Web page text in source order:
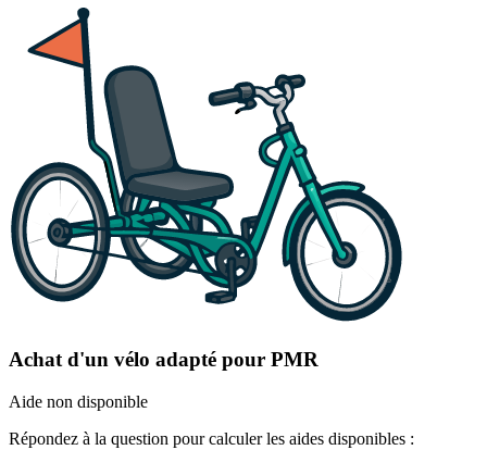
Achat d'un vélo adapté pour PMR
Aide non disponible
Répondez à la question pour calculer les aides disponibles :